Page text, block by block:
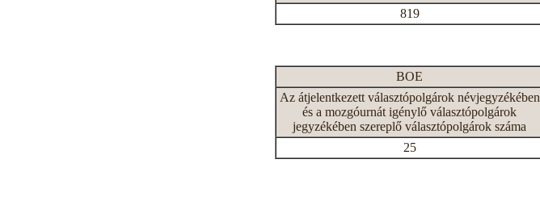
819
BOE
Az átjelentkezett választópolgárok névjegyzékében
és a mozgóurnát igénylő választópolgárok
jegyzékében szereplő választópolgárok száma
25